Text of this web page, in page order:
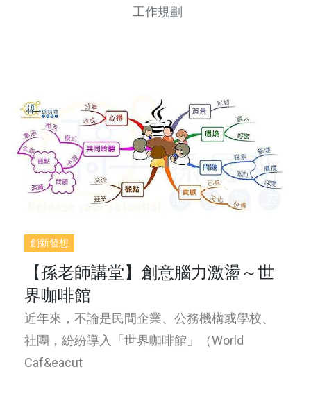
工作規劃
創新發想
【孫老師講堂】創意腦力激盪～世
界咖啡館
近年來，不論是民間企業、公務機構或學校、
社團，紛紛導入「世界咖啡館」（World
Caf&eacut